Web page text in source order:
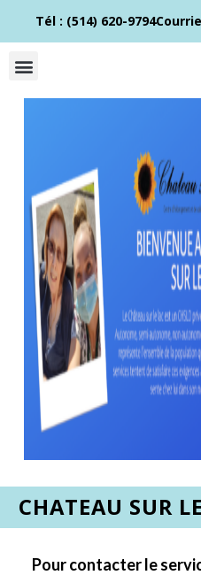
Tél : (514) 620-9794​
CHATEAU SUR
Pour contacter le